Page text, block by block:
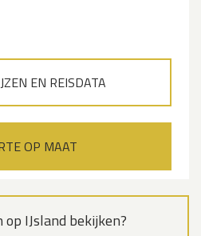
EN REISDATA
OP MAAT
IJsland bekijken?